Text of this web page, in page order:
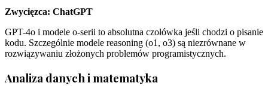
Zwycięzca: ChatGPT
GPT-4o i modele o-serii to absolutna czołówka jeśli chodzi o pisanie
kodu. Szczególnie modele reasoning (o1, o3) są niezrównane w
rozwiązywaniu złożonych problemów programistycznych.
Analiza danych i matematyka